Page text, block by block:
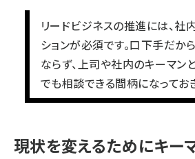
リードビジネスの推進には、社
ションが必須です。口下手だ
ならず、上司や社内のキーマン
でも相談できる間柄になっておき
現状を変えるためにキー